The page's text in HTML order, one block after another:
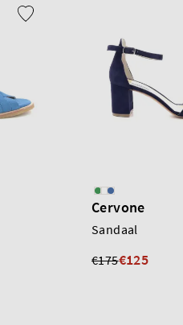
Cervone
Sandaal
€175€125